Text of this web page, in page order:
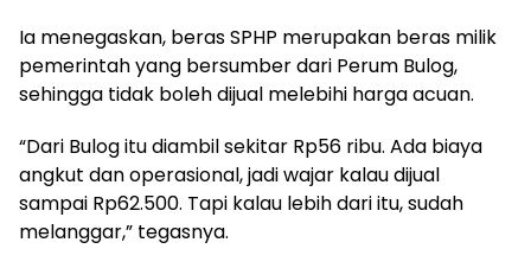
Ia menegaskan, beras SPHP merupakan beras milik
pemerintah yang bersumber dari Perum Bulog,
sehingga tidak boleh dijual melebihi harga acuan.
“Dari Bulog itu diambil sekitar Rp56 ribu. Ada biaya
angkut dan operasional, jadi wajar kalau dijual
sampai Rp62.500. Tapi kalau lebih dari itu, sudah
melanggar,” tegasnya.